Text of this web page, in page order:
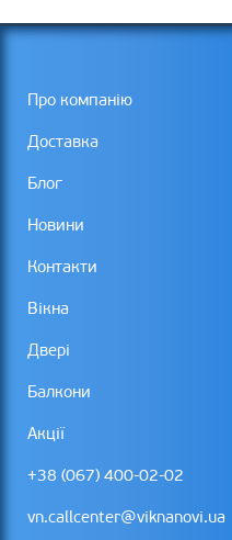
Про компанію
Доставка
Блог
Новини
Контакти
Вікна
Двері
Балкони
Акції
+38 (067) 400-02-02
vn.callcenter@viknanovi.ua